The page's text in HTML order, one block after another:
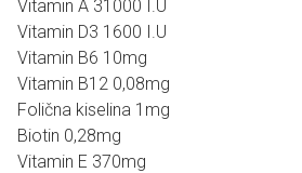
Vitamin A 31000 I.U
Vitamin D3 1600 I.U
Vitamin B6 10mg
Vitamin B12 0,08mg
Folična kiselina 1mg
Biotin 0,28mg
Vitamin E 370mg